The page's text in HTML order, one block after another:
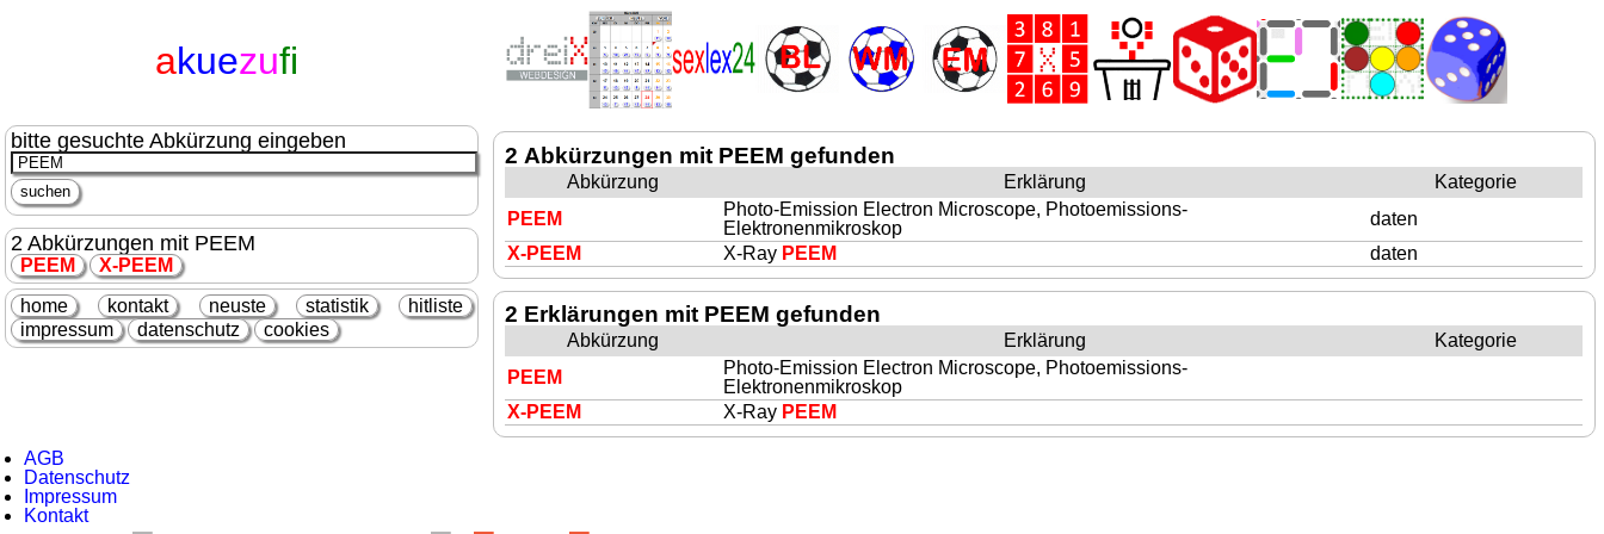
akuezufi
bitte gesuchte Abkürzung eingeben
2 Abkürzungen mit PEEM
PEEM X-PEEM
home kontakt neuste statistik
hitliste
impressum
datenschutz cookies
2 Abkürzungen mit PEEM gefunden
Abkürzung Erklärung
Kategorie
PEEM
Photo-Emission Electron Microscope, Photoemissions-
Elektronenmikroskop
daten
X-PEEM X-Ray PEEM daten
2 Erklärungen mit PEEM gefunden
Abkürzung Erklärung
Kategorie
PEEM
Photo-Emission Electron Microscope, Photoemissions-
Elektronenmikroskop
X-PEEM X-Ray PEEM
AGB
Datenschutz
Impressum
Kontakt